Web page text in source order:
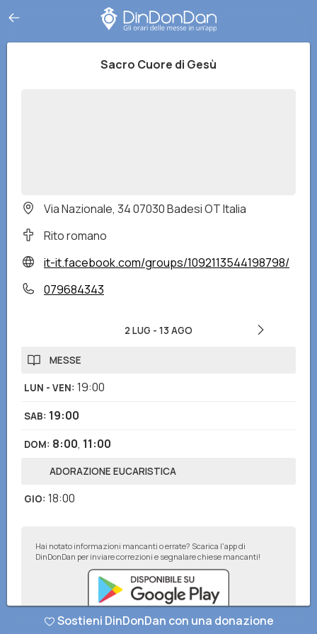
Sacro Cuore di Gesù
Via Nazionale, 34 07030 Badesi OT Italia
Rito romano
it-it.facebook.com/groups/1092113544198798/
079684343
2 LUG - 13 AGO
MESSE
LUN - VEN: 19:00
SAB: 19:00
DOM: 8:00, 11:00
ADORAZIONE EUCARISTICA
GIO: 18:00
Hai notato informazioni mancanti o errate? Scarica l'app di
DinDonDan per inviare correzioni e segnalare chiese mancanti!
Sostieni DinDonDan con una donazione